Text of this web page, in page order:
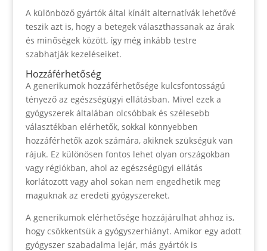
A különböző gyártók által kínált alternatívák lehetővé
teszik azt is, hogy a betegek választhassanak az árak
és minőségek között, így még inkább testre
szabhatják kezeléseiket.
Hozzáférhetőség
A generikumok hozzáférhetősége kulcsfontosságú
tényező az egészségügyi ellátásban. Mivel ezek a
gyógyszerek általában olcsóbbak és szélesebb
választékban elérhetők, sokkal könnyebben
hozzáférhetők azok számára, akiknek szükségük van
rájuk. Ez különösen fontos lehet olyan országokban
vagy régiókban, ahol az egészségügyi ellátás
korlátozott vagy ahol sokan nem engedhetik meg
maguknak az eredeti gyógyszereket.
A generikumok elérhetősége hozzájárulhat ahhoz is,
hogy csökkentsük a gyógyszerhiányt. Amikor egy adott
gyógyszer szabadalma lejár, más gyártók is